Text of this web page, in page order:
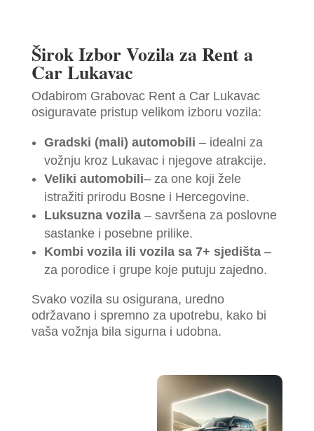
Širok Izbor Vozila za Rent a
Car Lukavac
Odabirom Grabovac Rent a Car Lukavac
osiguravate pristup velikom izboru vozila:
Gradski (mali) automobili – idealni za
vožnju kroz Lukavac i njegove atrakcije.
Veliki automobili– za one koji žele
istražiti prirodu Bosne i Hercegovine.
Luksuzna vozila– savršena za poslovne
sastanke i posebne prilike.
Kombi vozila ili vozila sa 7+ sjedišta–
za porodice i grupe koje putuju zajedno.
Svako vozila su osigurana, uredno
održavano i spremno za upotrebu, kako bi
vaša vožnja bila sigurna i udobna.